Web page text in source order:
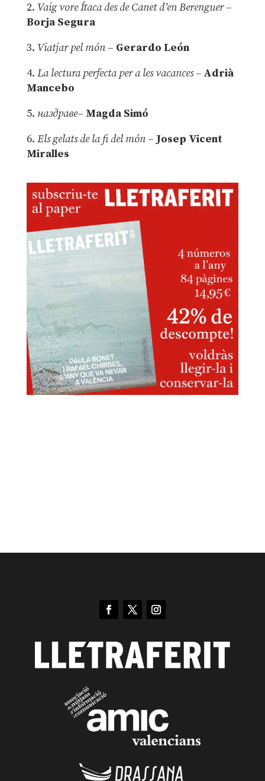
2. Vaig vore Ítaca des de Canet d’en Berenguer–
Borja Segura
3. Viatjar pel món – Gerardo León
4. La lectura perfecta per a les vacances –Adrià
Mancebo
5. наздраве– Magda Simó
6. Els gelats de la fi del món – Josep Vicent
Miralles